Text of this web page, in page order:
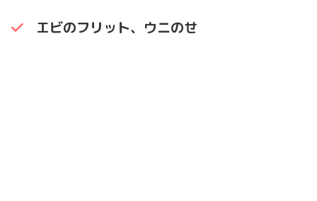
エビのフリット、ウニのせ